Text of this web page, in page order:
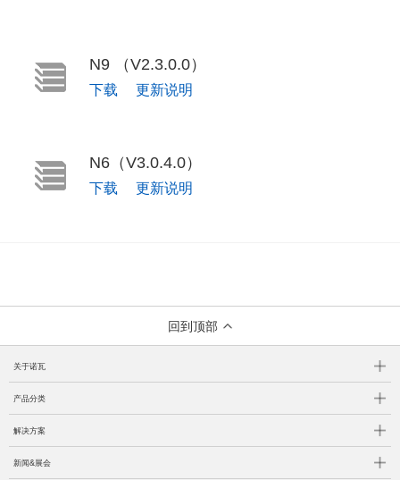
N9 （V2.3.0.0）
下载 更新说明
N6（V3.0.4.0）
下载 更新说明
回到顶部
关于诺瓦
产品分类
解决方案
新闻&展会